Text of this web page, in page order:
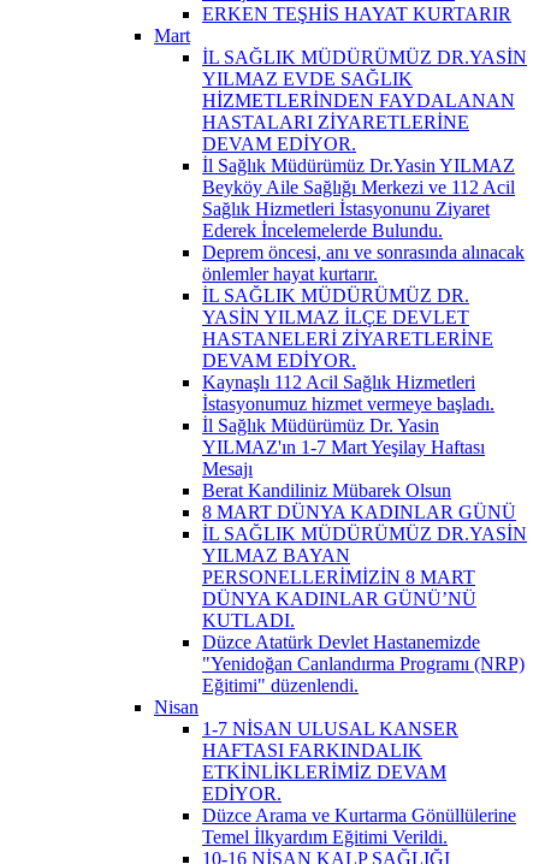
ERKEN TEŞHİS HAYAT KURTARIR
Mart
İL SAĞLIK MÜDÜRÜMÜZ DR.YASİN
YILMAZ EVDE SAĞLIK
HİZMETLERİNDEN FAYDALANAN
HASTALARI ZİYARETLERİNE
DEVAM EDİYOR.
İl Sağlık Müdürümüz Dr.Yasin YILMAZ
Beyköy Aile Sağlığı Merkezi ve 112 Acil
Sağlık Hizmetleri İstasyonunu Ziyaret
Ederek İncelemelerde Bulundu.
Deprem öncesi, anı ve sonrasında alınacak
önlemler hayat kurtarır.
İL SAĞLIK MÜDÜRÜMÜZ DR.
YASİN YILMAZ İLÇE DEVLET
HASTANELERİ ZİYARETLERİNE
DEVAM EDİYOR.
Kaynaşlı 112 Acil Sağlık Hizmetleri
İstasyonumuz hizmet vermeye başladı.
İl Sağlık Müdürümüz Dr. Yasin
YILMAZ'ın 1-7 Mart Yeşilay Haftası
Mesajı
Berat Kandiliniz Mübarek Olsun
8 MART DÜNYA KADINLAR GÜNÜ
İL SAĞLIK MÜDÜRÜMÜZ DR.YASİN
YILMAZ BAYAN
PERSONELLERİMİZİN 8 MART
DÜNYA KADINLAR GÜNÜ’NÜ
KUTLADI.
Düzce Atatürk Devlet Hastanemizde
"Yenidoğan Canlandırma Programı (NRP)
Eğitimi" düzenlendi.
Nisan
1-7 NİSAN ULUSAL KANSER
HAFTASI FARKINDALIK
ETKİNLİKLERİMİZ DEVAM
EDİYOR.
Düzce Arama ve Kurtarma Gönüllülerine
Temel İlkyardım Eğitimi Verildi.
10-16 NİSAN KALP SAĞLIĞI